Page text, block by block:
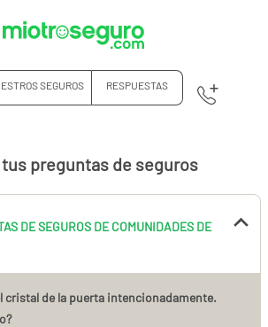
SEGUROS RESPUESTAS
preguntas de seguros
DE SEGUROS DE COMUNIDADES DE
cristal de la puerta intencionadamente.